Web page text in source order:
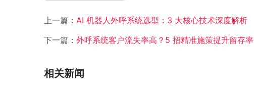
上一篇： AI 机器人外呼系统选型：3 大核心技术深度解析​
下一篇： 外呼系统客户流失率高？5 招精准施策提升留存率
相关新闻